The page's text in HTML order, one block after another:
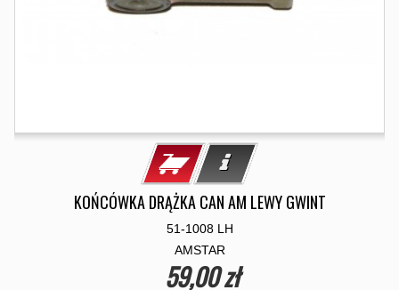
KOŃCÓWKA DRĄŻKA CAN AM LEWY GWINT
51-1008 LH
AMSTAR
59,00 zł